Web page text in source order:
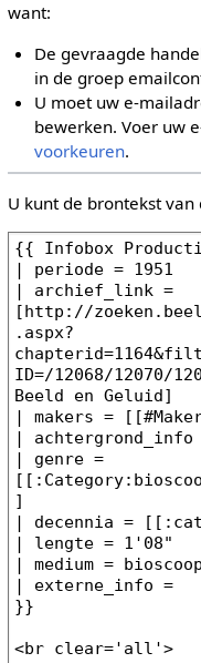
want:
De gevraagde
in de groep
U moet uw e-
bewerken. Voer uw
voorkeuren.
U kunt de brontekst